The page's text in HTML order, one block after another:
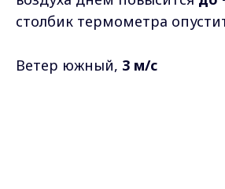
столбик термометра
Ветер южный, 3 м/с